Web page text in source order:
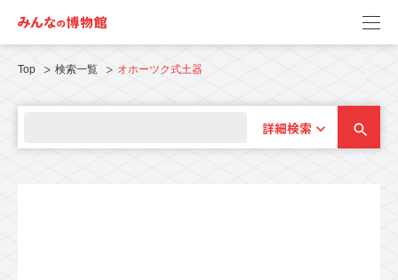
Top 検索一覧 オホーツク式土器
詳細検索